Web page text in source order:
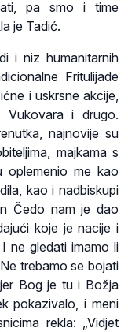
pa smo i time
je Tadić.
i niz humanitarnih
Fritulijade
i uskrsne akcije,
Vukovara i drugo.
najnovije su
majkama s
oplemenio me kao
kao i nadbiskupi
Čedo nam je dao
koje je nacije i
ne gledati imamo li
trebamo se bojati
Bog je tu i Božja
pokazivalo, i meni
rekla: „Vidjet